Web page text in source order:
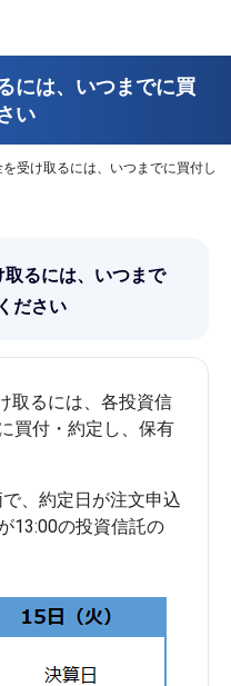
には、いつまでに買
い
受け取るには、いつまでに買付し
るには、いつまで
ださい
取るには、各投資信
買付・約定し、保有
、約定日が注文申込
13:00の投資信託の